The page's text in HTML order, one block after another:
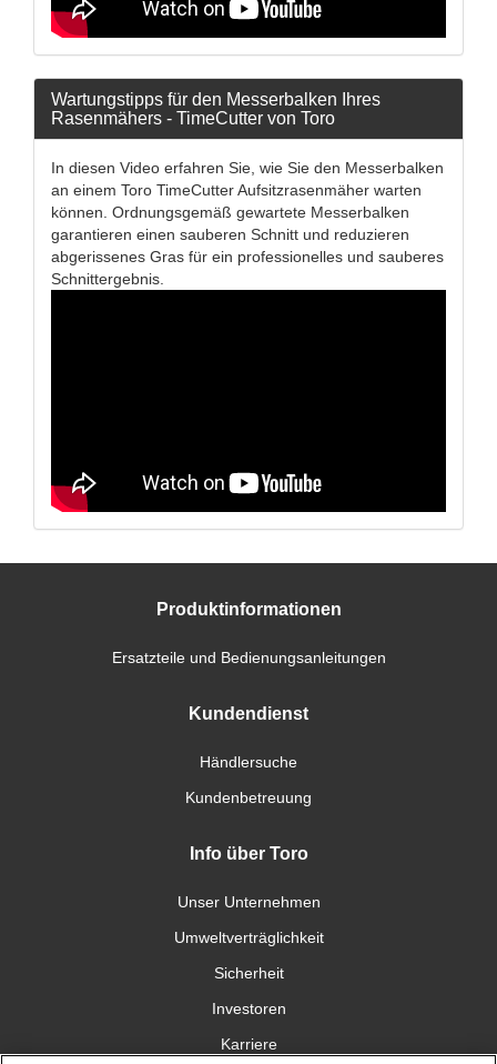
Wartungstipps für den Messerbalken Ihres
Rasenmähers - TimeCutter von Toro
In diesen Video erfahren Sie, wie Sie den Messerbalken
an einem Toro TimeCutter Aufsitzrasenmäher warten
können. Ordnungsgemäß gewartete Messerbalken
garantieren einen sauberen Schnitt und reduzieren
abgerissenes Gras für ein professionelles und sauberes
Schnittergebnis.
Produktinformationen
Ersatzteile und Bedienungsanleitungen
Kundendienst
Händlersuche
Kundenbetreuung
Info über Toro
Unser Unternehmen
Umweltverträglichkeit
Sicherheit
Investoren
Karriere